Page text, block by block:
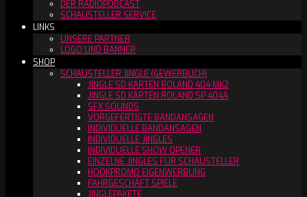
DER RADIOPODCAST
SCHAUSTELLER SERVICE
LINKS
UNSERE PARTNER
LOGO UND BANNER
SHOP
SCHAUSTELLER JINGLE (GEWERBLICH)
JINGLE SD KARTEN ROLAND 404 MK2
JINGLE SD KARTEN ROLAND SP 404A
SFX SOUNDS
VORGEFERTIGTE BANDANSAGEN
INDIVIDUELLE BANDANSAGEN
INDIVIDUELLE JINGLES
INDIVIDUELLE SHOW OPENER
EINZELNE JINGLES FÜR SCHAUSTELLER
HOOKPROMO EIGENWERBUNG
FAHRGESCHÄFT SPIELE
JINGLEPAKETE